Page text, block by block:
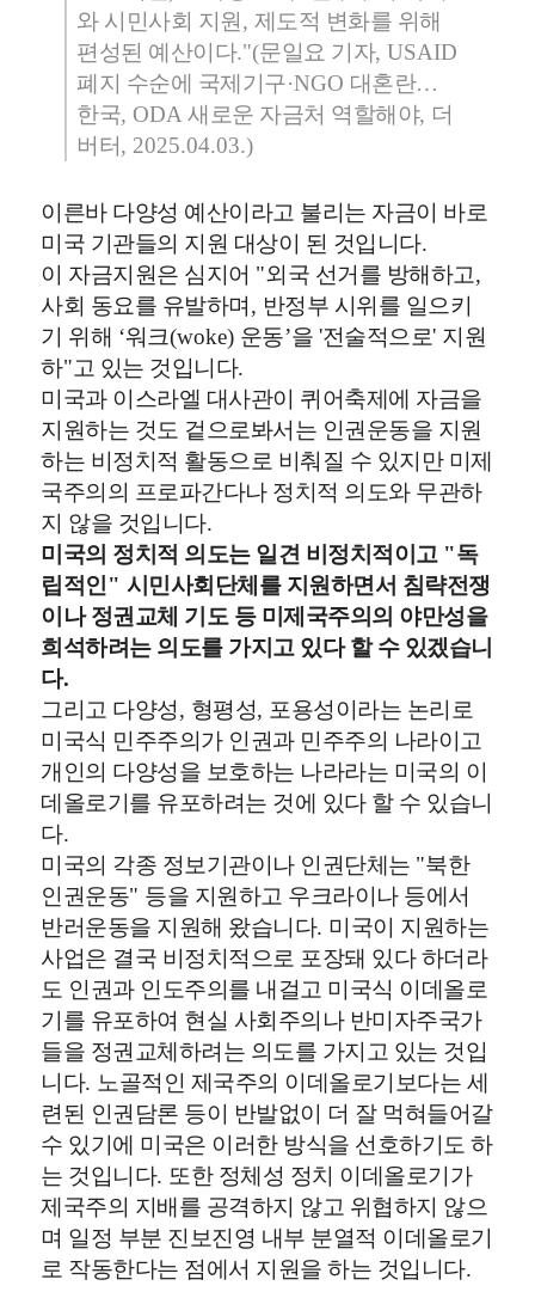
와 시민사회 지원, 제도적 변화를 위해
편성된 예산이다."(문일요 기자, USAID
폐지 수순에 국제기구·NGO 대혼란…
한국, ODA새로운 자금처 역할해야, 더
버터, 2025.04.03.)
이른바 다양성 예산이라고 불리는 자금이 바로
미국 기관들의 지원 대상이 된 것입니다.
이 자금지원은 심지어 "외국 선거를 방해하고,
사회 동요를 유발하며 , 반정부 시위를 일으키
기 위해 ‘워크(woke) 운동’을 '전술적으로' 지원
하"고 있는 것입니다.
미국과 이스라엘 대사관이 퀴어축제에 자금을
지원하는 것도 겉으로봐서는 인권운동을 지원
하는 비정치적 활동으로 비춰질 수 있지만 미제
국주의의 프로파간다나 정치적 의도와 무관하
지 않을 것입니다.
미국의 정치적 의도는 일견 비정치적이고 "독
립적인" 시민사회단체를 지원하면서 침략전쟁
이나 정권교체 기도 등 미제국주의의 야만성을
희석하려는 의도를 가지고 있다 할 수 있겠습니
다.
그리고 다양성, 형평성, 포용성이라는 논리로
미국식 민주주의가 인권과 민주주의 나라이고
개인의 다양성을 보호하는 나라라는 미국의 이
데올로기를 유포하려는 것에 있다 할 수 있습니
다.
미국의 각종 정보기관이나 인권단체는 "북한
인권운동" 등을 지원하고 우크라이나 등에서
반러운동을 지원해 왔습니다. 미국이 지원하는
사업은 결국 비정치적으로 포장돼 있다 하더라
도 인권과 인도주의를 내걸고 미국식 이데올로
기를 유포하여 현실 사회주의나 반미자주국가
들을 정권교체하려는 의도를 가지고 있는 것입
니다. 노골적인 제국주의 이데올로기보다는 세
련된 인권담론 등이 반발없이 더 잘 먹혀들어갈
수 있기에 미국은 이러한 방식을 선호하기도 하
는 것입니다. 또한 정체성 정치 이데올로기가
제국주의 지배를 공격하지 않고 위협하지 않으
며 일정 부분 진보진영 내부 분열적 이데올로기
로 작동한다는 점에서 지원을 하는 것입니다.